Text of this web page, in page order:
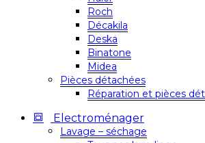
Roch
Décakila
Deska
Binatone
Midea
Pièces détachées
Réparation et pièces
Electroménager
Lavage – séchage